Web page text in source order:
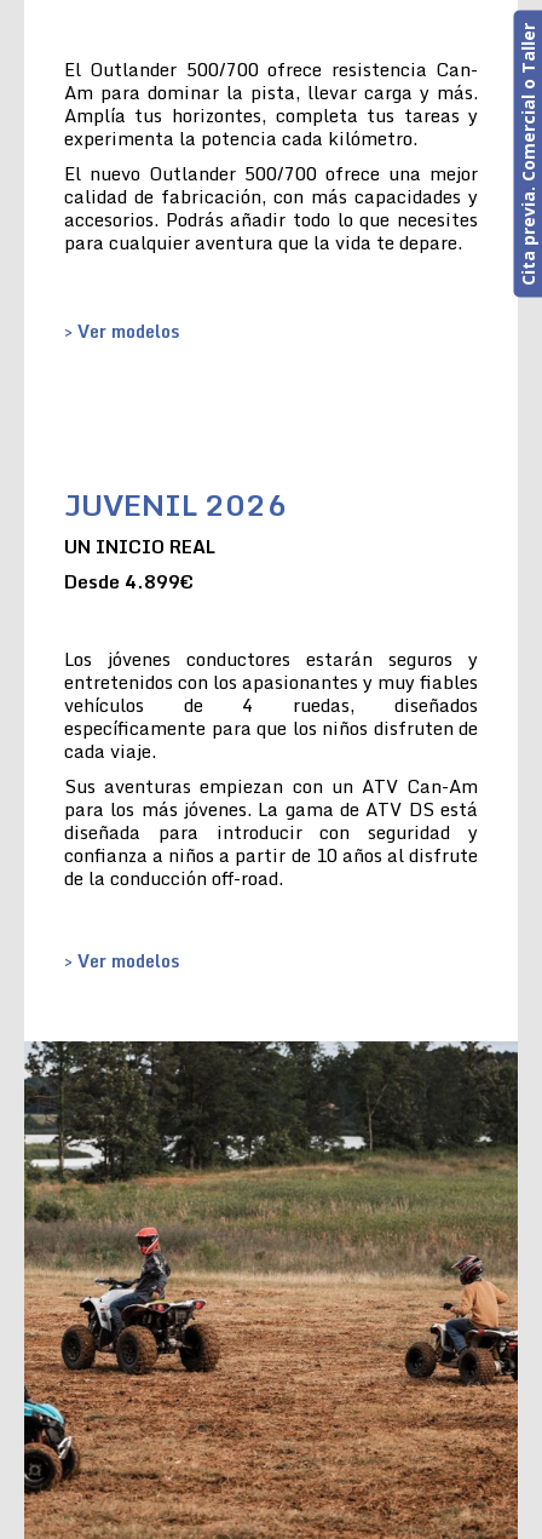
El Outlander 500/700 ofrece resistencia Can-
Am para dominar la pista, llevar carga y más.
Amplía tus horizontes, completa tus tareas y
experimenta la potencia cada kilómetro.
El nuevo Outlander 500/700 ofrece una mejor
calidad de fabricación, con más capacidades y
accesorios. Podrás añadir todo lo que necesites
para cualquier aventura que la vida te depare.
> Ver modelos
JUVENIL 2026
UN INICIO REAL
Desde 4.899€
Los jóvenes conductores estarán seguros y
entretenidos con los apasionantes y muy fiables
vehículos de 4 ruedas, diseñados
específicamente para que los niños disfruten de
cada viaje.
Sus aventuras empiezan con un ATV Can-Am
para los más jóvenes. La gama de ATV DS está
diseñada para introducir con seguridad y
confianza a niños a partir de 10 años al disfrute
de la conducción off-road.
> Ver modelos
Cita previa. Comercial o Taller